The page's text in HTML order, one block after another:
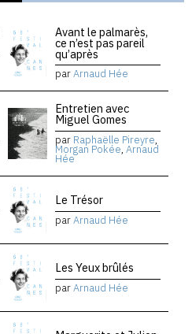
Avant le palmarès,
ce n’est pas pareil
qu’après
parArnaud Hée
Entretien avec
Miguel Gomes
par Raphaëlle Pireyre,
Morgan Pokée, Arnaud
Hée
Le Trésor
parArnaud Hée
Les Yeux brûlés
parArnaud Hée